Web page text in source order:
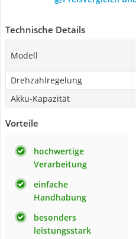
Technische Details
Modell
Drehzahlregelung
Akku-Kapazität
Vorteile
hochwertige
Verarbeitung
einfache
Handhabung
besonders
leistungsstark